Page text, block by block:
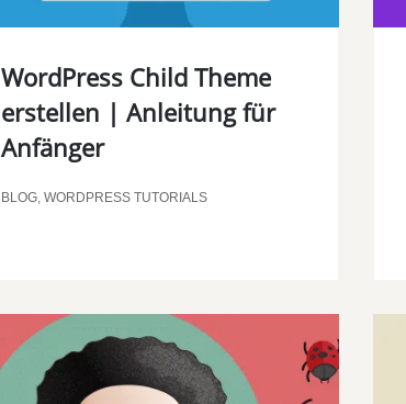
WordPress Child Theme
erstellen | Anleitung für
Anfänger
BLOG, WORDPRESS TUTORIALS